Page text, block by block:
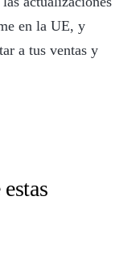
en la UE, y
a tus ventas y